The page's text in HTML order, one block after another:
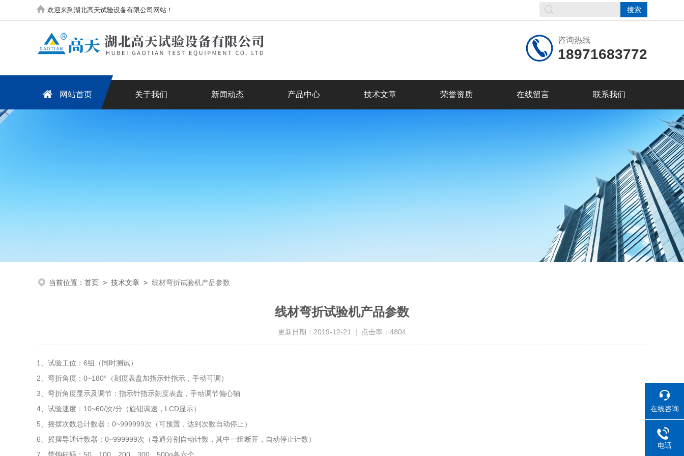
欢迎来到湖北高天试验设备有限公司网站！
咨询热线
18971683772
网站首页 关于我们 新闻动态 产品中心 技术文章 荣誉资质 在线留言 联系我们
当前位置： 首页 > 技术文章 > 线材弯折试验机产品参数
线材弯折试验机产品参数
更新日期：2019-12-21 | 点击率：4804
1、试验工位：6组（同时测试）
2、弯折角度：0~180°（刻度表盘加指示针指示，手动可调）
3、弯折角度显示及调节：指示针指示刻度表盘，手动调节偏心轴
4、试验速度：10~60/次/分（旋钮调速，LCD显示）
5、摇摆次数总计数器：0~999999次（可预置，达到次数自动停止）
6、摇摆导通计数器：0~999999次（导通分别自动计数，其中一组断开，自动停止计数）
在线咨询
电话